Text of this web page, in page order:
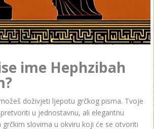
ime Hephzibah
doživjeti ljepotu grčkog pisma. Tvoje
u jednostavnu, ali elegantnu
grčkim slovima u okviru koji će se otvoriti